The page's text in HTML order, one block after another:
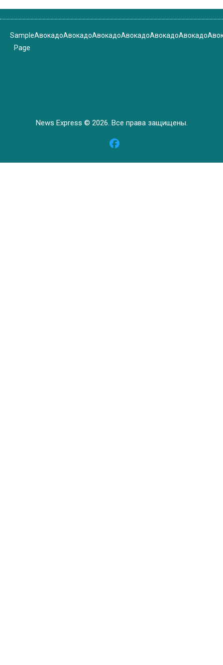
Sample
Page
АвокадоАвокадоАвокадоАвокадоАвокадоАвокадо
News Express © 2026. Все права защищены.